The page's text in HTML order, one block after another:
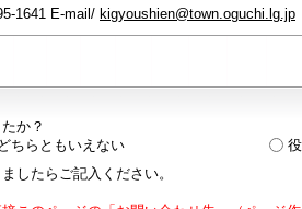
1641 E-mail/ kigyoushien@town.oguchi.lg.jp
か？
どちらともいえない
したらご記入ください。